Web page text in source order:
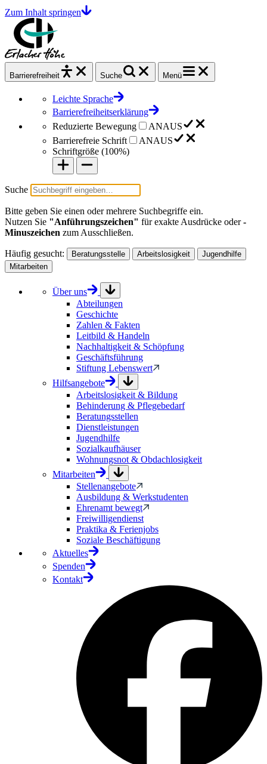
Zum Inhalt springen
Barrierefrei heit Suche Menü
Leichte Sprache
Barrierefreiheitserklärung
Reduzierte Bewegung
ANAUS
Barrierefreie Schrift
ANAUS
Schriftgröße (100%)
Suche
Bitte geben Sie einen oder mehrere Suchbegriffe ein.
Nutzen Sie "Anführungszeichen" für exakte Ausdrücke oder-
Minuszeichen zum Ausschließen.
Häufig gesucht: Beratungsstelle Arbeitslosigkeit
Jugendhilfe
Mitarbeiten
Über uns
Abteilungen
Geschichte
Zahlen & Fakten
Leitbild & Handeln
Nachhaltigkeit & Schöpfung
Geschäftsführung
Stiftung Lebenswert
Hilfsangebote
Arbeitslosigkeit & Bildung
Behinderung & Pflegebedarf
Beratungsstellen
Dienstleistungen
Jugendhilfe
Sozialkaufhäuser
Wohnungsnot & Obdachlosigkeit
Mitarbeiten
Stellenangebote
Ausbildung & Werkstudenten
Ehrenamt bewegt
Freiwilligendienst
Praktika & Ferienjobs
Soziale Beschäftigung
Aktuelles
Spenden
Kontakt